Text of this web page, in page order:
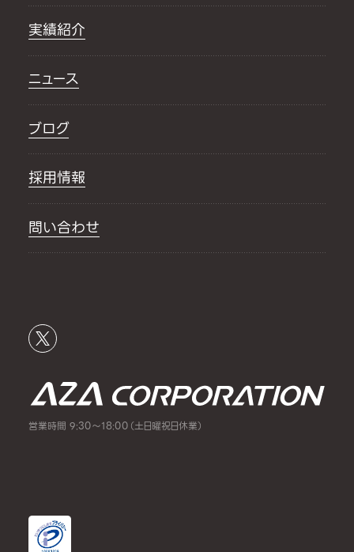
実績紹介
ニュース
ブログ
採用情報
問い合わせ
営業時間 9:30～18:00（土日曜祝日休業）